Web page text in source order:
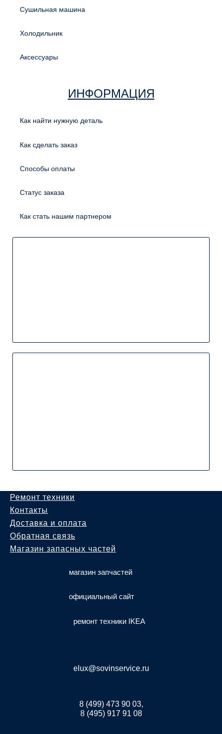
Сушильная машина
Холодильник
Аксессуары
ИНФОРМАЦИЯ
Как найти нужную деталь
Как сделать заказ
Способы оплаты
Статус заказа
Как стать нашим партнером
Ремонт техники
Контакты
Доставка и оплата
Обратная связь
Магазин запасных частей
магазин запчастей
официальный сайт
ремонт техники IKEA
elux@sovinservice.ru
8 (499) 473 90 03,
8 (495) 917 91 08